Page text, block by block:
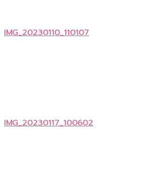
IMG_20230110_110107
IMG_20230117_100602